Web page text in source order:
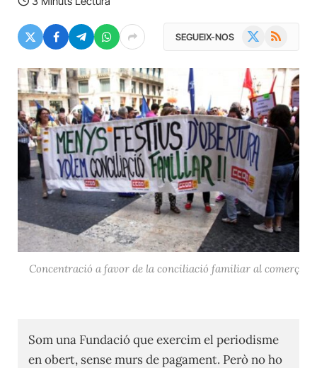
SEGUEIX-NOS RSS
Concentració a favor de la conciliació familiar al comerç
Som una Fundació que exercim el periodisme
en obert, sense murs de pagament. Però no ho